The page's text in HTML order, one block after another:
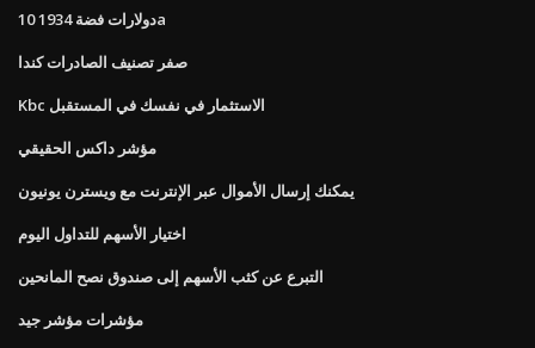
10 دولارات فضة 1934a
صفر تصنيف الصادرات كندا
Kbc الاستثمار في نفسك في المستقبل
مؤشر داكس الحقيقي
يمكنك إرسال الأموال عبر الإنترنت مع ويسترن يونيون
اختيار الأسهم للتداول اليوم
التبرع عن كثب الأسهم إلى صندوق نصح المانحين
مؤشرات مؤشر جيد